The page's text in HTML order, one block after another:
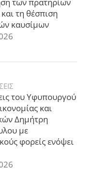
τη θέσπιση
καυσίμων
του Υφυπουργού
και
Δημήτρη
με
φορείς ενόψει